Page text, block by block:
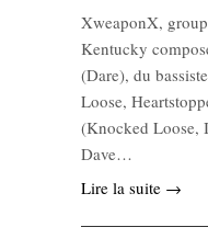
XweaponX,
Kentucky
(Dare), du
Loose,
(Knocked Loose,
Dave…
Lire la suite →